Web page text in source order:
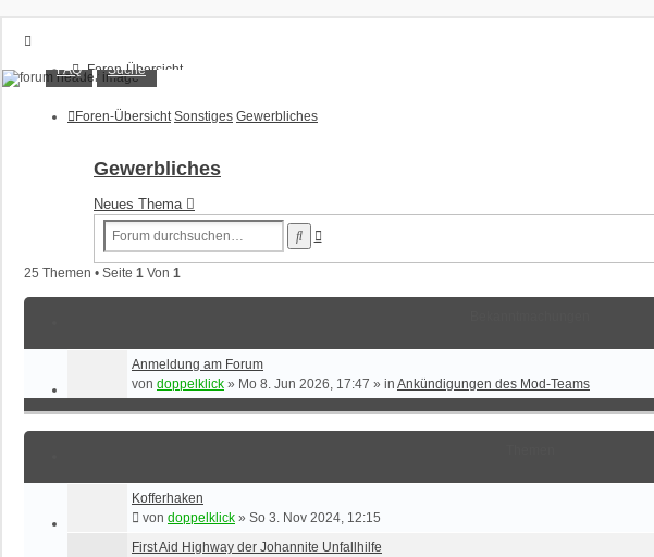
Foren-Übersicht
FAQ
Unbeantwortete Themen
Registrieren
XT1200Z-Forum
FAQ Suche
Foren-Übersicht Sonstiges Gewerbliches
Gewerbliches
Neues Thema
SucheErweiterte
25 Themen • Seite 1 Von 1
Anmeldung am Forum
von doppelklick » Mo 8. Jun 2026, 17:47 » in Ankündigungen des Mod-Teams
Kofferhaken
von doppelklick » So 3. Nov 2024, 12:15
First Aid Highway der Johannite Unfallhilfe